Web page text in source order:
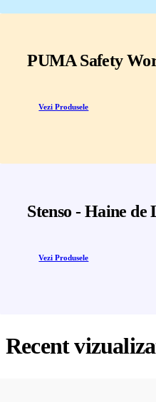
PUMA Safety
Vezi Produsele
Stenso - Haine de
Vezi Produsele
Recent